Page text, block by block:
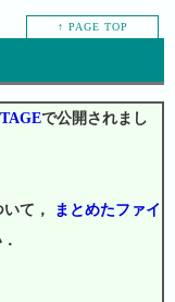
↑ PAGE TOP